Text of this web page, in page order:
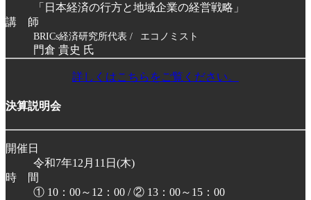
「日本経済の行方と地域企業の経営戦略」
講 師
BRICs経済研究所代表 / エコノミスト
門倉 貴史 氏
詳しくはこちらをご覧ください。
決算説明会
開催日
令和7年12月11日(木)
時 間
① 10：00～12：00 / ② 13：00～15：00